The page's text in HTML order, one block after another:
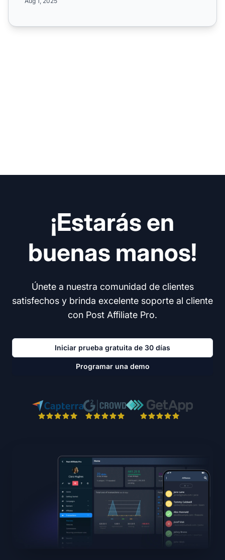
¡Estarás en
buenas manos!
Únete a nuestra comunidad de clientes
satisfechos y brinda excelente soporte al cliente
con Post Affiliate Pro.
Iniciar prueba gratuita de 30 días
Programar una demo